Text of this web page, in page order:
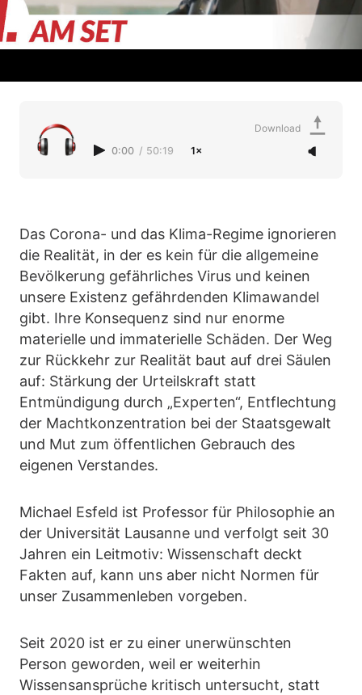
0:00 / 50:19 1×
Download
Das Corona- und das Klima-Regime ignorieren
die Realität, in der es kein für die allgemeine
Bevölkerung gefährliches Virus und keinen
unsere Existenz gefährdenden Klimawandel
gibt. Ihre Konsequenz sind nur enorme
materielle und immaterielle Schäden. Der Weg
zur Rückkehr zur Realität baut auf drei Säulen
auf: Stärkung der Urteilskraft statt
Entmündigung durch „Experten“, Entflechtung
der Machtkonzentration bei der Staatsgewalt
und Mut zum öffentlichen Gebrauch des
eigenen Verstandes.
Michael Esfeld ist Professor für Philosophie an
der Universität Lausanne und verfolgt seit 30
Jahren ein Leitmotiv: Wissenschaft deckt
Fakten auf, kann uns aber nicht Normen für
unser Zusammenleben vorgeben.
Seit 2020 ist er zu einer unerwünschten
Person geworden, weil er weiterhin
Wissensansprüche kritisch untersucht, statt